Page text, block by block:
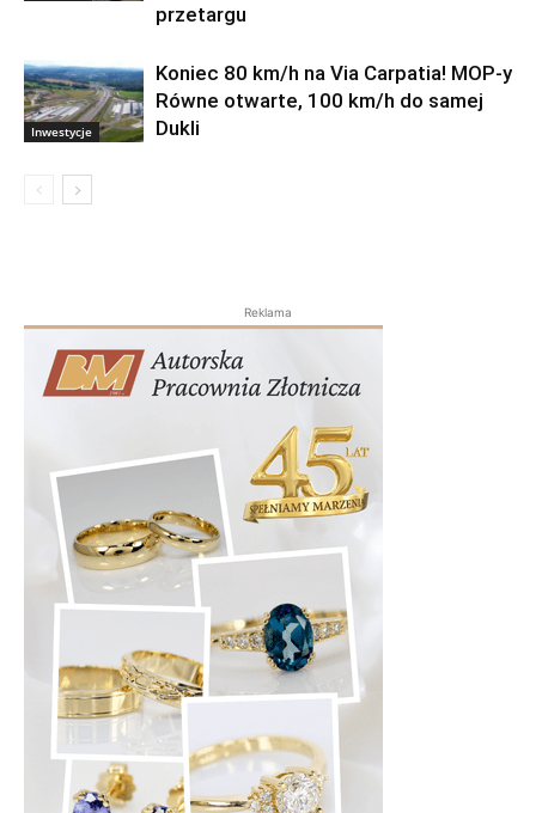
przetargu
Inwestycje
Koniec 80 km/h na Via Carpatia! MOP-y
Równe otwarte, 100 km/h do samej
Dukli
Reklama